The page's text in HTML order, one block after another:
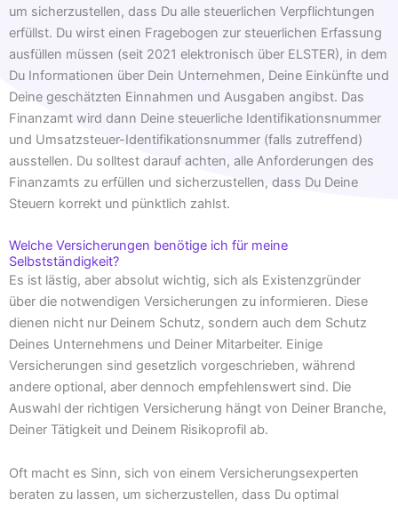
um sicherzustellen, dass Du alle steuerlichen Verpflichtungen
erfüllst. Du wirst einen Fragebogen zur steuerlichen Erfassung
ausfüllen müssen (seit 2021 elektronisch über ELSTER), in dem
Du Informationen über Dein Unternehmen, Deine Einkünfte und
Deine geschätzten Einnahmen und Ausgaben angibst. Das
Finanzamt wird dann Deine steuerliche Identifikationsnummer
und Umsatzsteuer-Identifikationsnummer (falls zutreffend)
ausstellen. Du solltest darauf achten, alle Anforderungen des
Finanzamts zu erfüllen und sicherzustellen, dass Du Deine
Steuern korrekt und pünktlich zahlst.
Welche Versicherungen benötige ich für meine
Selbstständigkeit?
Es ist lästig, aber absolut wichtig, sich als Existenzgründer
über die notwendigen Versicherungen zu informieren. Diese
dienen nicht nur Deinem Schutz, sondern auch dem Schutz
Deines Unternehmens und Deiner Mitarbeiter. Einige
Versicherungen sind gesetzlich vorgeschrieben, während
andere optional, aber dennoch empfehlenswert sind. Die
Auswahl der richtigen Versicherung hängt von Deiner Branche,
Deiner Tätigkeit und Deinem Risikoprofil ab.
Oft macht es Sinn, sich von einem Versicherungsexperten
beraten zu lassen, um sicherzustellen, dass Du optimal